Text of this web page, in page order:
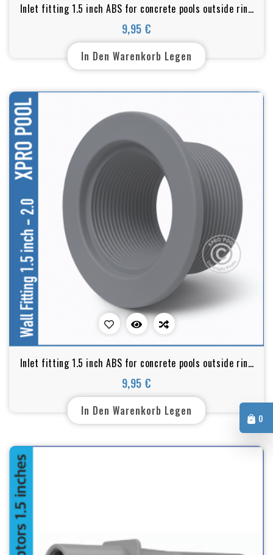
0
Inlet fitting 1.5 inch ABS for concrete pools outside ring
2 inch
9,95 €
Preis
In Den Warenkorb Legen
Inlet fitting 1.5 inch ABS for concrete pools outside ring
2 inch Grau
9,95 €
Preis
In Den Warenkorb Legen